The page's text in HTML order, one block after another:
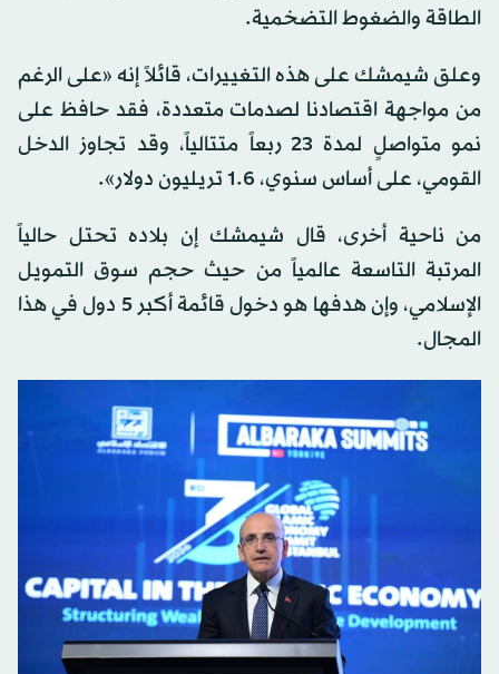
الطاقة والضغوط التضخمية.
وعلق شيمشك على هذه التغييرات، قائلاً إنه «على الرغم
من مواجهة اقتصادنا لصدمات متعددة، فقد حافظ على
نمو متواصلٍ لمدة 23 ربعاً متتالياً، وقد تجاوز الدخل
القومي، على أساس سنوي، 1.6 تريليون دولار».
من ناحية أخرى، قال شيمشك إن بلاده تحتل حالياً
المرتبة التاسعة عالمياً من حيث حجم سوق التمويل
الإسلامي، وإن هدفها هو دخول قائمة أكبر 5 دول في هذا
المجال.